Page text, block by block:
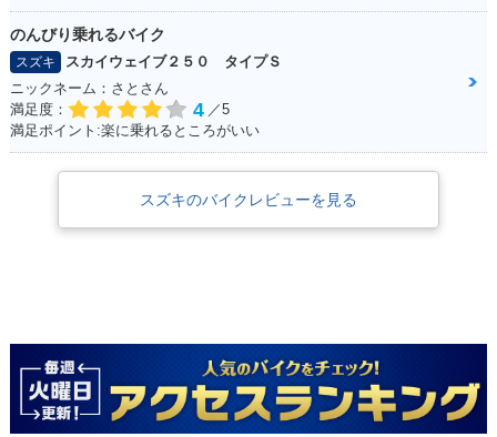
のんびり乗れるバイク
スズキ
スカイウェイブ２５０ タイプＳ
ニックネーム：さとさん
満足度：
4 ／5
満足ポイント:楽に乗れるところがいい
スズキのバイクレビューを見る